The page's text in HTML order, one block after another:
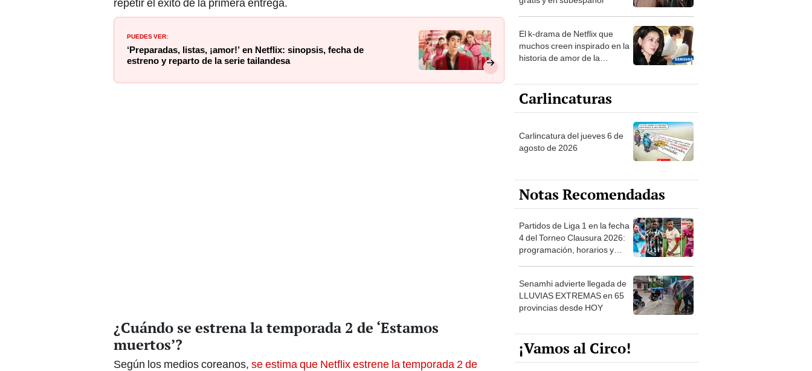
repetir el éxito de la primera entrega.
PUEDES VER:
‘Preparadas, listas, ¡amor!’ en Netflix: sinopsis, fecha de
estreno y reparto de la serie tailandesa
¿Cuándo se estrena la temporada 2 de ‘Estamos
muertos’?
Según los medios coreanos, se estima que Netflix estrene la temporada 2 de
El k-drama de Netflix que
muchos creen inspirado en la
historia de amor de la
Carlincaturas
Carlincatura del jueves 6 de
agosto de 2026
Notas Recomendadas
Partidos de Liga 1 en la fecha
4 del Torneo Clausura 2026:
programación, horarios y
Senamhi advierte llegada de
LLUVIAS EXTREMAS en 65
provincias desde HOY
¡Vamos al Circo!